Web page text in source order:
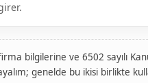
bilgilerine ve 6502 sayılı
genelde bu ikisi birlikte